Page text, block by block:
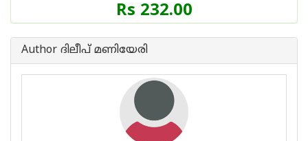
Rs 232.00
Author ദിലീപ് മണിയേരി